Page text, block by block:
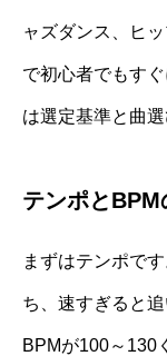
ャズダンス、ヒ
で初心者でもす
は選定基準と曲
テンポとBPM
まずはテンポで
ち、速すぎると
BPMが100～130